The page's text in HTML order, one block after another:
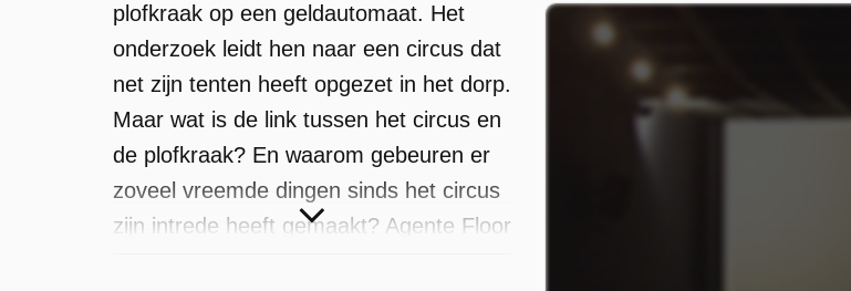
plofkraak op een geldautomaat. Het
onderzoek leidt hen naar een circus dat
net zijn tenten heeft opgezet in het dorp.
Maar wat is de link tussen het circus en
de plofkraak? En waarom gebeuren er
zoveel vreemde dingen sinds het circus
zijn intrede heeft gemaakt? Agente Floor